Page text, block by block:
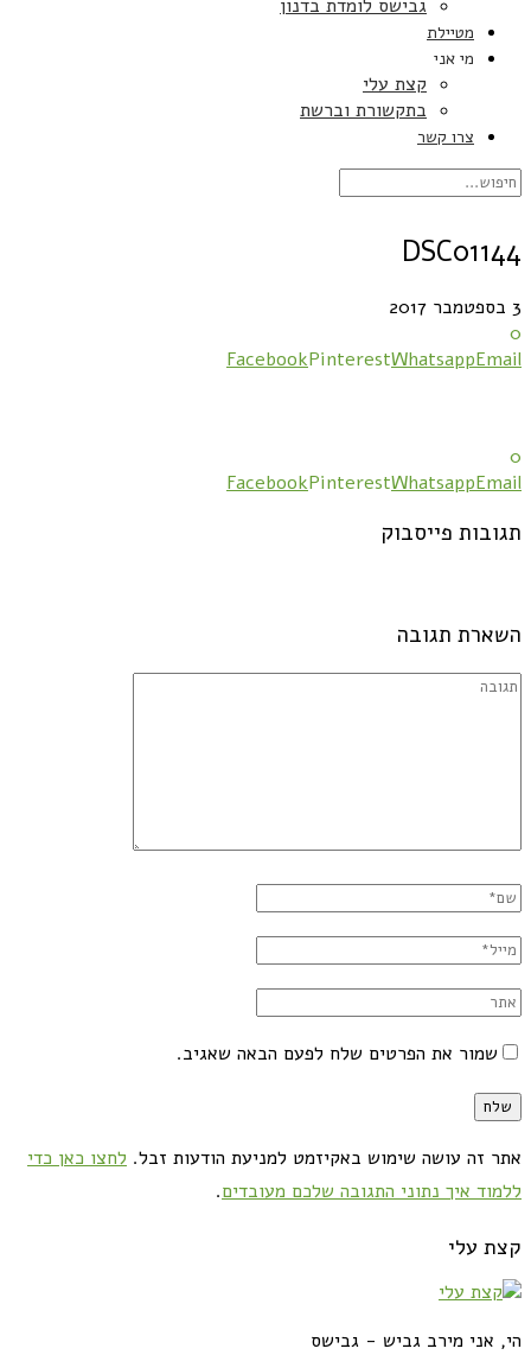
גבישס לומדת בדנון
מטיילת
מי אני
קצת עלי
בתקשורת וברשת
צרו קשר
DSC01144
3 בספטמבר 2017
0
FacebookPinterestWhatsappEmail
0
FacebookPinterestWhatsappEmail
תגובות פייסבוק
השארת תגובה
שמור את הפרטים שלח לפעם הבאה שאגיב.
אתר זה עושה שימוש באקיזמט למניעת הודעות זבל. לחצו כאן כדי
ללמוד איך נתוני התגובה שלכם מעובדים.
קצת עלי
הי, אני מירב גביש - גבישס